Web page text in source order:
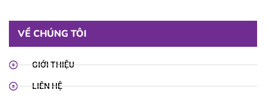
VỀ CHÚNG TÔI
GIỚI THIỆU
LIÊN HỆ